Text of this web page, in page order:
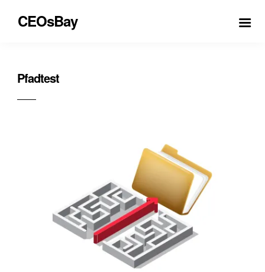
CEOsBay
Pfadtest